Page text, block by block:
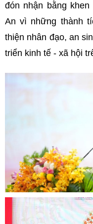
đón nhận bằng
An vì những thành
thiện nhân đạo, an
triển kinh tế - xã hội